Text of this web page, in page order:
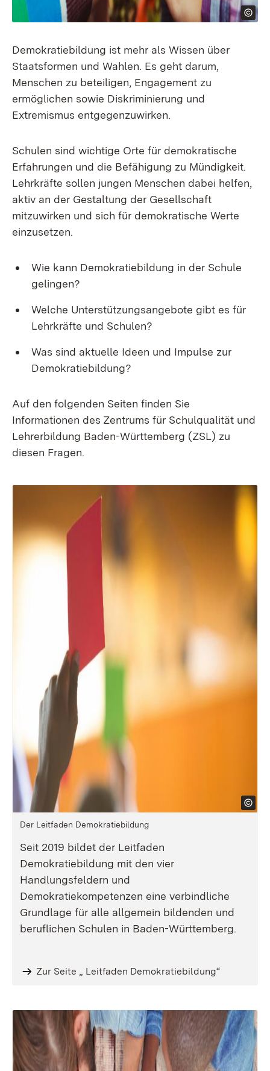
Demokratiebildung ist mehr als Wissen über
Staatsformen und Wahlen. Es geht darum,
Menschen zu beteiligen, Engagement zu
ermöglichen sowie Diskriminierung und
Extremismus entgegenzuwirken.
Schulen sind wichtige Orte für demokratische
Erfahrungen und die Befähigung zu Mündigkeit.
Lehrkräfte sollen jungen Menschen dabei helfen,
aktiv an der Gestaltung der Gesellschaft
mitzuwirken und sich für demokratische Werte
einzusetzen.
Wie kann Demokratiebildung in der Schule
gelingen?
Welche Unterstützungsangebote gibt es für
Lehrkräfte und Schulen?
Was sind aktuelle Ideen und Impulse zur
Demokratiebildung?
Auf den folgenden Seiten finden Sie
Informationen des Zentrums für Schulqualität und
Lehrerbildung Baden-Württemberg (ZSL) zu
diesen Fragen.
Der Leitfaden Demokratiebildung
Seit 2019 bildet der Leitfaden
Demokratiebildung mit den vier
Handlungsfeldern und
Demokratiekompetenzen eine verbindliche
Grundlage für alle allgemein bildenden und
beruflichen Schulen in Baden-Württemberg.
Zur Seite „ Leitfaden Demokratiebildung“